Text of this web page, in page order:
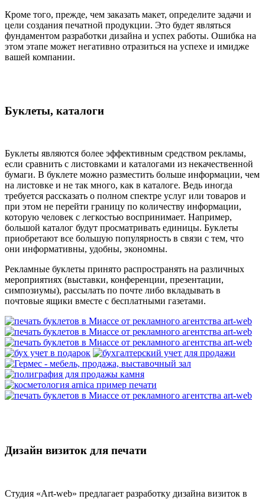
Кроме того, прежде, чем заказать макет, определите задачи и
цели создания печатной продукции. Это будет являться
фундаментом разработки дизайна и успех работы. Ошибка на
этом этапе может негативно отразиться на успехе и имидже
вашей компании.
Буклеты, каталоги
Буклеты являются более эффективным средством рекламы,
если сравнить с листовками и каталогами из некачественной
бумаги. В буклете можно разместить больше информации, чем
на листовке и не так много, как в каталоге. Ведь иногда
требуется рассказать о полном спектре услуг или товаров и
при этом не перейти границу по количеству информации,
которую человек с легкостью воспринимает. Например,
большой каталог будут просматривать единицы. Буклеты
приобретают все большую популярность в связи с тем, что
они информативны, удобны, экономны.
Рекламные буклеты принято распространять на различных
мероприятиях (выставки, конференции, презентации,
симпозиумы), рассылать по почте либо вкладывать в
почтовые ящики вместе с бесплатными газетами.
Дизайн визиток для печати
Студия «Art-web» предлагает разработку дизайна визиток в